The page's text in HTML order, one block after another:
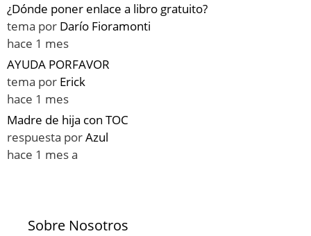
¿Dónde poner enlace a libro gratuito?
tema por Darío Fioramonti
hace 1 mes
AYUDA PORFAVOR
tema por Erick
hace 1 mes
Madre de hija con TOC
respuesta porAzul
hace 1 mes a
Sobre Nosotros